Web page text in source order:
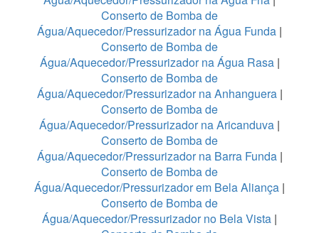
Conserto de Bomba de
Água/Aquecedor/Pressurizador na Água Funda |
Conserto de Bomba de
Água/Aquecedor/Pressurizador na Água Rasa |
Conserto de Bomba de
Água/Aquecedor/Pressurizador na Anhanguera|
Conserto de Bomba de
Água/Aquecedor/Pressurizador na Aricanduva |
Conserto de Bomba de
Água/Aquecedor/Pressurizador na Barra Funda |
Conserto de Bomba de
Água/Aquecedor/Pressurizador em Bela Aliança |
Conserto de Bomba de
Água/Aquecedor/Pressurizador no Bela Vista |